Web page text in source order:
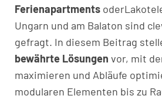
Ferienapartments
Ungarn und am Balaton sind
gefragt. In diesem Beitrag
bewährte Lösungen vor, mit
maximieren und Abläufe
modularen Elementen bis zu